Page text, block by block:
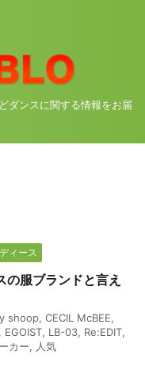
ダンスに関する情報をお届
ィース
の服ブランドと言え
shoop, CECIL McBEE,
, EGOIST, LB-03, Re:EDIT,
カー, 人気